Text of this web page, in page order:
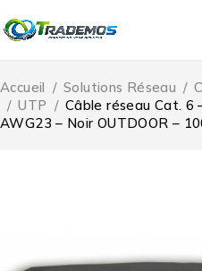
Accueil / Solutions Réseau /
/ UTP / Câble réseau Cat. 6
AWG23 – Noir OUTDOOR –